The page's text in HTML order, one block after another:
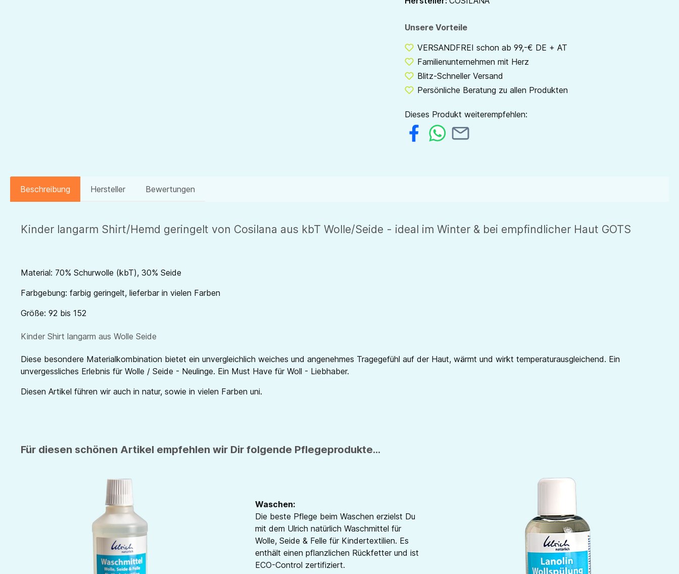
Unsere Vorteile
VERSANDFREI schon ab 99,-€ DE + AT
Familienunternehmen mit Herz
Blitz-Schneller Versand
Persönliche Beratung zu allen Produkten
Dieses Produkt weiterempfehlen:
Beschreibung Hersteller Bewertungen
Kinder langarm Shirt/Hemd geringelt von Cosilana aus kbT Wolle/Seide - ideal im Winter & bei empfindlicher Haut GOTS
Material: 70% Schurwolle (kbT), 30% Seide
Farbgebung: farbig geringelt, lieferbar in vielen Farben
Größe: 92 bis 152
Kinder Shirt langarm aus Wolle Seide
Diese besondere Materialkombination bietet ein unvergleichlich weiches und angenehmes Tragegefühl auf der Haut, wärmt und wirkt temperaturausgleichend. Ein
unvergessliches Erlebnis für Wolle / Seide - Neulinge. Ein Must Have für Woll - Liebhaber.
Diesen Artikel führen wir auch in natur, sowie in vielen Farben uni.
Für diesen schönen Artikel empfehlen wir Dir folgende Pflegeprodukte...
Waschen:
Die beste Pflege beim Waschen erzielst Du
mit dem Ulrich natürlich Waschmittel für
Wolle, Seide & Felle für Kindertextilien. Es
enthält einen pflanzlichen Rückfetter und ist
ECO-Control zertifiziert.